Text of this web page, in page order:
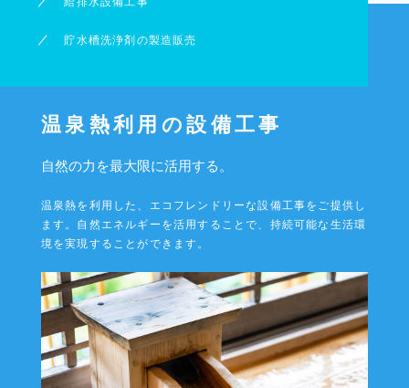
貯水槽洗浄剤の製造販売
温泉熱利用の設備工事
自然の力を最大限に活用する。
温泉熱を利用した、エコフレンドリーな設備工事をご提供し
ます。 自然エネルギーを活用することで、持続可能な生活環
境を実現することができます。